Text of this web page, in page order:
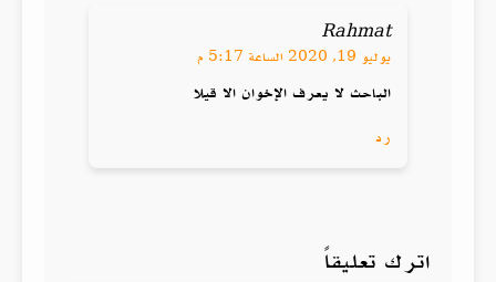
Rahmat
يوليو 19, 2020 الساعة 5:17 م
الباحث لا يعرف الإخوان الا قيلا
رد
اترك تعليقاً